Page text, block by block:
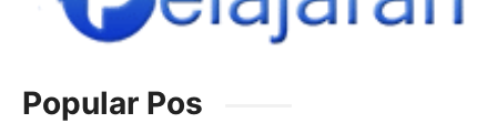
Popular Pos